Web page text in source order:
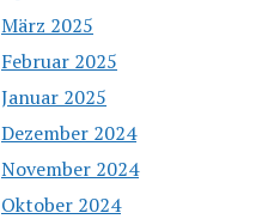
März 2025
Februar 2025
Januar 2025
Dezember 2024
November 2024
Oktober 2024